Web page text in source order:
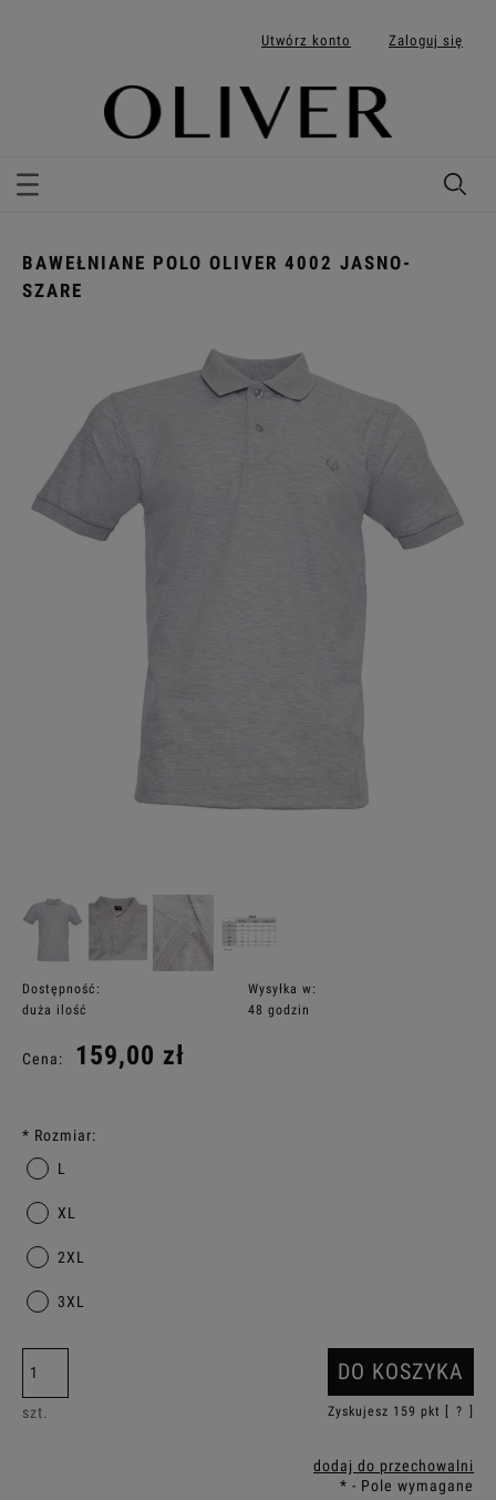
Utwórz konto Zaloguj się
BAWEŁNIANE POLO OLIVER 4002 JASNO-
SZARE
Dostępność:
duża ilość
Wysyłka w:
48 godzin
Cena: 159,00 zł
* Rozmiar:
L
XL
2XL
3XL
szt.
DO KOSZYKA
Zyskujesz 159 pkt [ ?
dodaj do przechowalni
* - Pole wymagane